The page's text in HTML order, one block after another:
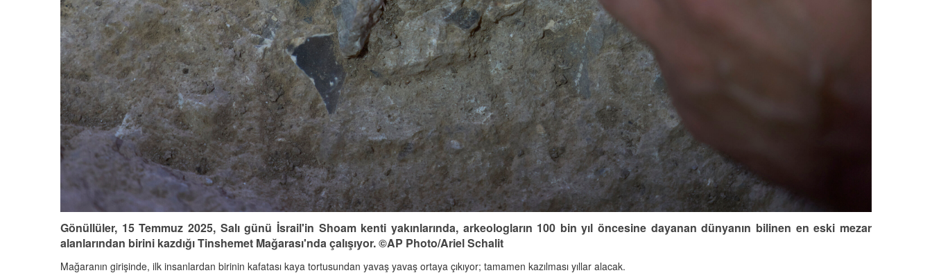
Gönüllüler, 15 Temmuz 2025, Salı günü İsrail'in Shoam kenti yakınlarında, arkeologların 100 bin yıl öncesine dayanan dünyanın bilinen en eski mezar
alanlarından birini kazdığı Tinshemet Mağarası'nda çalışıyor. ©AP Photo/Ariel Schalit
Mağaranın girişinde, ilk insanlardan birinin kafatası kaya tortusundan yavaş yavaş ortaya çıkıyor; tamamen kazılması yıllar alacak.